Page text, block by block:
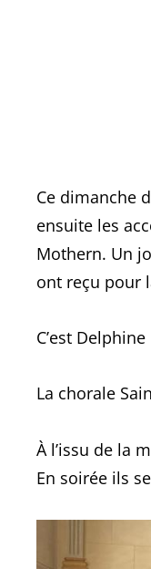
Ce dimanche
ensuite les
Mothern. Un
ont reçu pour
C’est
La chorale
À l’issu de la
En soirée ils